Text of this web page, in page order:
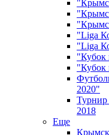
"Liga
"Liga
"Кубок
"Кубок
2020"
Турнир
2018
Еще